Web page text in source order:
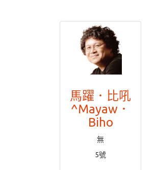
馬躍．比吼
^Mayaw．
Biho
無
5號